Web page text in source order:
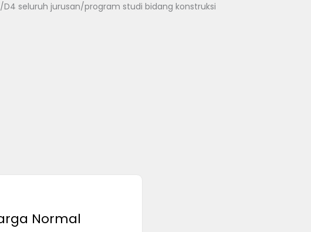
D4 seluruh jurusan/program studi bidang konstruksi
Normal